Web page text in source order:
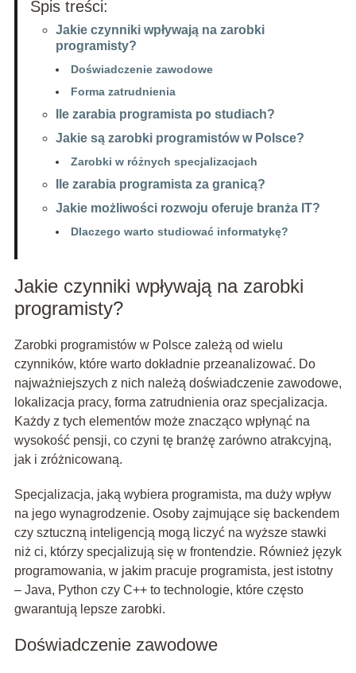
Spis treści:
Jakie czynniki wpływają na zarobki
programisty?
Doświadczenie zawodowe
Forma zatrudnienia
Ile zarabia programista po studiach?
Jakie są zarobki programistów w Polsce?
Zarobki w różnych specjalizacjach
Ile zarabia programista za granicą?
Jakie możliwości rozwoju oferuje branża IT?
Dlaczego warto studiować informatykę?
Jakie czynniki wpływają na zarobki
programisty?
Zarobki programistów w Polsce zależą od wielu
czynników, które warto dokładnie przeanalizować. Do
najważniejszych z nich należą doświadczenie zawodowe,
lokalizacja pracy, forma zatrudnienia oraz specjalizacja.
Każdy z tych elementów może znacząco wpłynąć na
wysokość pensji, co czyni tę branżę zarówno atrakcyjną,
jak i zróżnicowaną.
Specjalizacja, jaką wybiera programista, ma duży wpływ
na jego wynagrodzenie. Osoby zajmujące się backendem
czy sztuczną inteligencją mogą liczyć na wyższe stawki
niż ci, którzy specjalizują się w frontendzie. Również język
programowania, w jakim pracuje programista, jest istotny
– Java, Python czy C++ to technologie, które często
gwarantują lepsze zarobki.
Doświadczenie zawodowe